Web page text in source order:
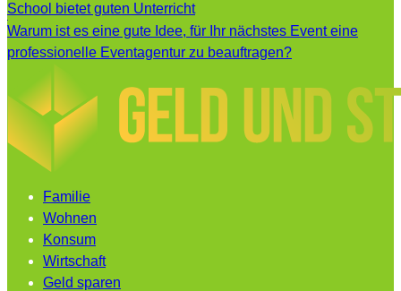
School bietet guten Unterricht
Warum ist es eine gute Idee, für Ihr nächstes Event eine
professionelle Eventagentur zu beauftragen?
Familie
Wohnen
Konsum
Wirtschaft
Geld sparen